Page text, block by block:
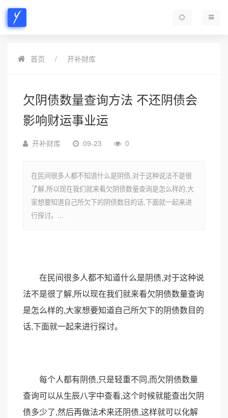
首页 开补财库
欠阴债数量查询方法 不还阴债会
影响财运事业运
开补财库 09-23 0
在民间很多人都不知道什么是阴债,对于这种说法不是很
了解,所以现在我们就来看欠阴债数量查询是怎么样的,大
家想要知道自己所欠下的阴债数目的话,下面就一起来进
行探讨。...
在民间很多人都不知道什么是阴债,对于这种说
法不是很了解,所以现在我们就来看欠阴债数量查询
是怎么样的,大家想要知道自己所欠下的阴债数目的
话,下面就一起来进行探讨。
每个人都有阴债,只是轻重不同,而欠阴债数量
查询可以从生辰八字中查看,这个时候就能查出欠阴
债多少了,然后再做法术来还阴债,这样就可以化解